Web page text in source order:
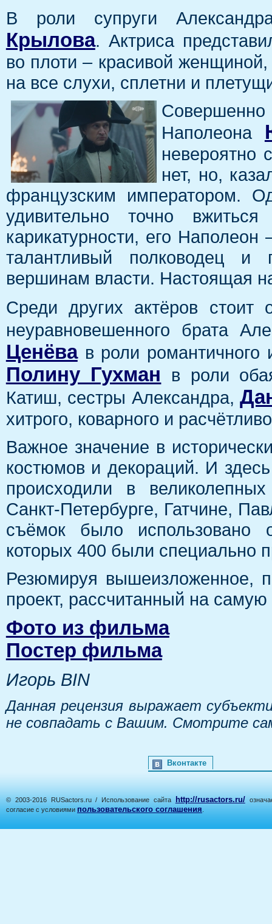
В роли супруги
Крылова. Актриса
во плоти – красивой
на все слухи, сплетни и
Наполеона
невероятно
нет, но,
французским императором.
удивительно точно
карикатурности, его Наполеон
талантливый полководец и
вершинам власти. Настоящая
Среди других актёров стоит
неуравновешенного брата
Ценёвав роли романтичного
Полину Гухман в роли
Катиш, сестры Александра,
хитрого, коварного и
Важное значение в
костюмов и декораций. И
происходили в
Санкт-Петербурге, Гатчине,
съёмок было использовано
которых 400 были специально
Резюмируя вышеизложенное,
проект, рассчитанный на
Фото из фильма
Постер фильма
Игорь BIN
Данная рецензия выражает
не совпадать с Вашим. Смотрите
Вконтакте
© 2003-2016 RUSactors.ru / Использование сайта http://rusactors.ru/
согласие с условиями пользовательского соглашения